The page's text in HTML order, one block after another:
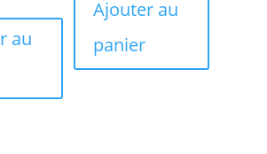
au
Ajouter au
panier